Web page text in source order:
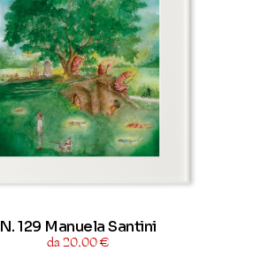
N. 129 Manuela Santini
da 20,00 €